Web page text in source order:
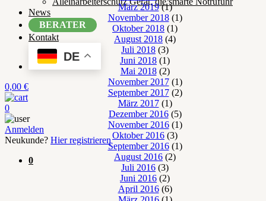
News
BERATER
Kontakt
DE
0,00 €
0
Anmelden
Neukunde? Hier registrieren
0
März 2019(1)
November 2018(1)
Oktober 2018 (1)
August 2018 (4)
Juli 2018 (3)
Juni 2018 (1)
Mai 2018(2)
November 2017(1)
September 2017(2)
März 2017(1)
Dezember 2016(5)
November 2016(1)
Oktober 2016 (3)
September 2016(1)
August 2016 (2)
Juli 2016 (3)
Juni 2016 (2)
April 2016(6)